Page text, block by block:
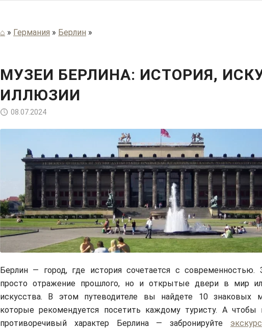
⌂ » Германия » Берлин »
МУЗЕИ БЕРЛИНА: ИСТОРИЯ,
ИЛЛЮЗИИ
08.07.2024
Manfred Brückels / Wikimedia
Берлин — город, где история сочетается с современностью.
просто отражение прошлого, но и открытые двери в мир
искусства. В этом путеводителе вы найдете 10 знаковых
которые рекомендуется посетить каждому туристу. А чтобы
противоречивый характер Берлина — забронируйте